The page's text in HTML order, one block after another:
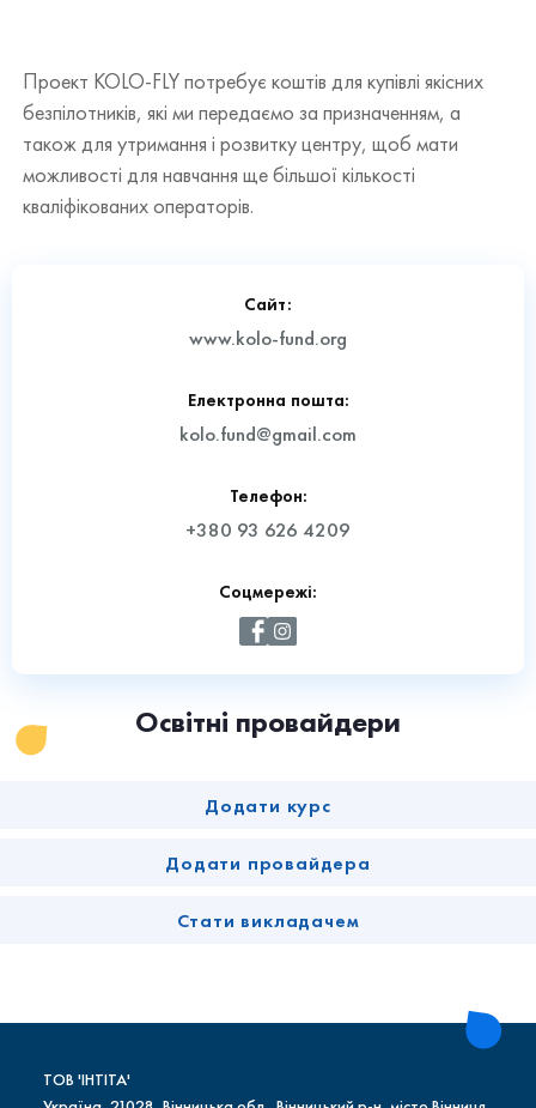
Проект KOLO-FLY потребує коштів для купівлі якісних
безпілотників, які ми передаємо за призначенням, а
також для утримання і розвитку центру, щоб мати
можливості для навчання ще більшої кількості
кваліфікованих операторів.
Сайт:
www.kolo-fund.org
Електронна пошта:
kolo.fund@gmail.com
Телефон:
+380 93 626 4209
Соцмережі:
Освітні провайдери
Додати курс
Додати провайдера
Стати викладачем
ТОВ 'ІНТІТА'